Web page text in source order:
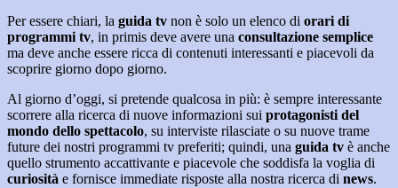
Per essere chiari, la guida tv non è solo un elenco di orari di
programmi tv, in primis deve avere una consultazione semplice
ma deve anche essere ricca di contenuti interessanti e piacevoli da
scoprire giorno dopo giorno.
Al giorno d’oggi, si pretende qualcosa in più: è sempre interessante
scorrere alla ricerca di nuove informazioni sui protagonisti del
mondo dello spettacolo, su interviste rilasciate o su nuove trame
future dei nostri programmi tv preferiti; quindi, una guida tv è anche
quello strumento accattivante e piacevole che soddisfa la voglia di
curiosità e fornisce immediate risposte alla nostra ricerca di news.